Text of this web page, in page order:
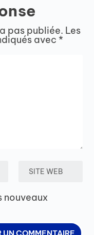
pas publiée. Les
avec *
nouveaux